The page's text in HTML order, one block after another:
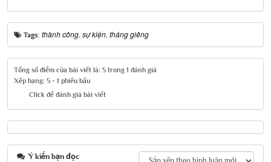
Tags: thành công, sự kiện, tháng giêng
Tổng số điểm của bài viết là: 5 trong 1 đánh giá
Xếp hạng: 5 - 1 phiếu bầu
Click để đánh giá bài viết
Ý kiến bạn đọc